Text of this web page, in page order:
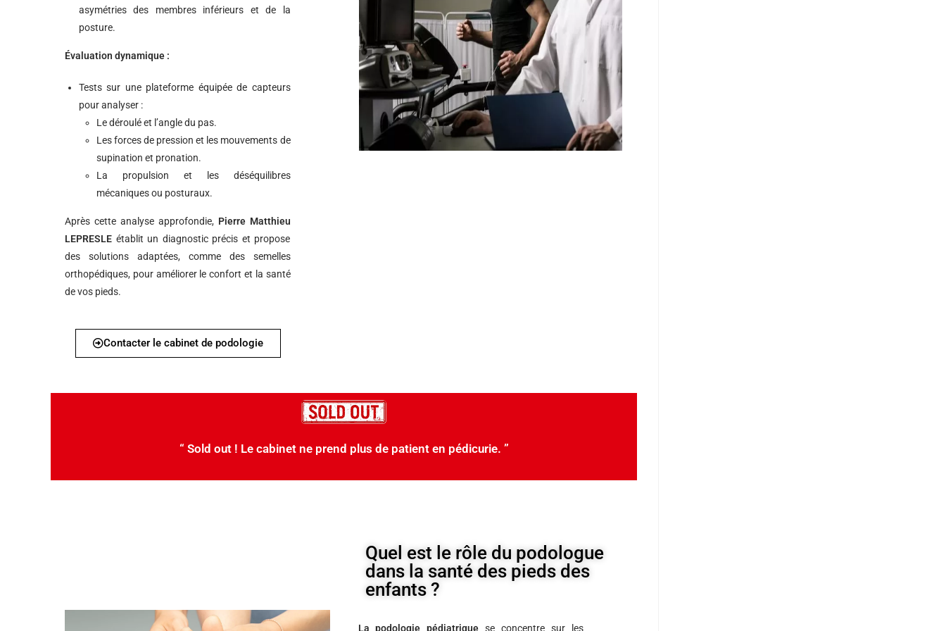
asymétries des membres inférieurs et de la
posture.
Évaluation dynamique :
Tests sur une plateforme équipée de capteurs
pour analyser :
Le déroulé et l’angle du pas.
Les forces de pression et les mouvements de
supination et pronation.
La propulsion et les déséquilibres
mécaniques ou posturaux.
Après cette analyse approfondie, Pierre Matthieu
LEPRESLE établit un diagnostic précis et propose
des solutions adaptées, comme des semelles
orthopédiques, pour améliorer le confort et la santé
de vos pieds.
Contacter le cabinet de podologie
“ Sold out ! Le cabinet ne prend plus de patient en pédicurie. ”
Quel est le rôle du podologue
dans la santé des pieds des
enfants ?
La podologie pédiatrique se concentre sur les